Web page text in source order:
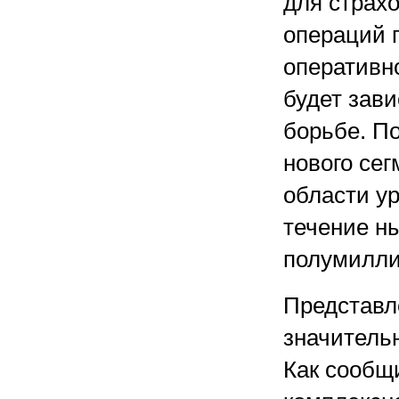
операций
будет
борьбе.
нового
области
течение
Как